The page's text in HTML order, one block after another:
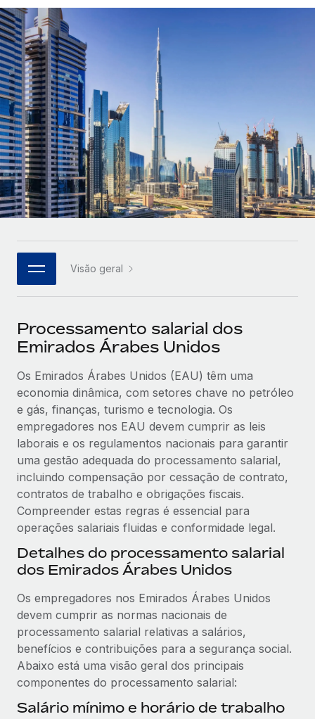
SERVICES
Perguntar a um especialista
Obtenha apoio especializado em RH e
conformidade globais
Integre os RH globais na sua plataforma de forma
flexível
CASE STUDIES
Français
Deutsch
Español
Italiano
Português (Portugal)
日本語
한국어
中文（简体）
Visão geral
Processamento salarial dos
Emirados Árabes Unidos
Os Emirados Árabes Unidos (EAU) têm uma
economia dinâmica, com setores chave no petróleo
e gás, finanças, turismo e tecnologia. Os
empregadores nos EAU devem cumprir as leis
laborais e os regulamentos nacionais para garantir
uma gestão adequada do processamento salarial,
incluindo compensação por cessação de contrato,
contratos de trabalho e obrigações fiscais.
Compreender estas regras é essencial para
operações salariais fluidas e conformidade legal.
Detalhes do processamento salarial
dos Emirados Árabes Unidos
Os empregadores nos Emirados Árabes Unidos
devem cumprir as normas nacionais de
processamento salarial relativas a salários,
benefícios e contribuições para a segurança social.
Abaixo está uma visão geral dos principais
componentes do processamento salarial:
Salário mínimo e horário de trabalho